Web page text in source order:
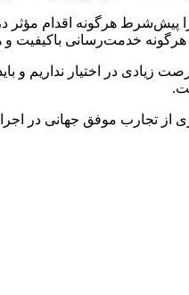
پیش‌شرط هرگونه اقدام مؤثر
هرگونه خدمت‌رسانی
زیادی در اختیار نداریم و
تجارب موفق جهانی در اجرای